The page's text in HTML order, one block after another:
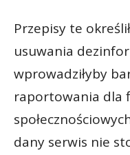
Przepisy te
usuwania
wprowadziłyby
raportowania dla
dany serwis nie